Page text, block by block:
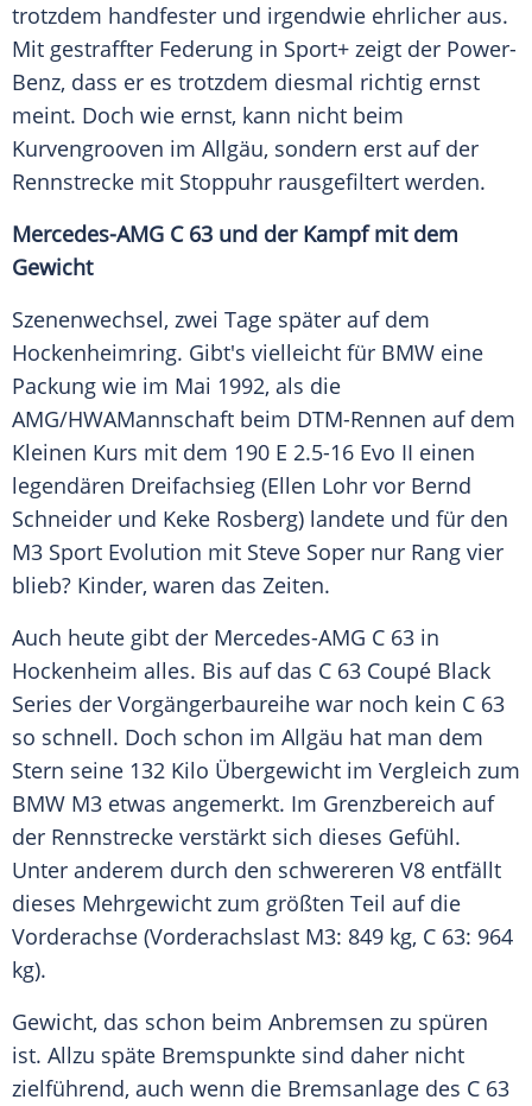
trotzdem handfester und irgendwie ehrlicher aus.
Mit gestraffter Federung in Sport+ zeigt der Power-
Benz, dass er es trotzdem diesmal richtig ernst
meint. Doch wie ernst, kann nicht beim
Kurvengrooven im Allgäu, sondern erst auf der
Rennstrecke mit Stoppuhr rausgefiltert werden.
Mercedes-AMG C 63 und der Kampfmit dem
Gewicht
Szenenwechsel, zwei Tage später auf dem
Hockenheimring. Gibt's vielleicht für BMW eine
Packung wie im Mai 1992, als die
AMG/HWAMannschaft beim DTM-Rennen auf dem
Kleinen Kurs mit dem 190 E 2.5-16 Evo II einen
legendären Dreifachsieg (Ellen Lohr vor Bernd
Schneider und Keke Rosberg) landete und für den
M3 Sport Evolution mit Steve Soper nur Rang vier
blieb? Kinder, waren das Zeiten.
Auch heute gibt der Mercedes-AMG C 63 in
Hockenheim alles. Bis auf das C 63 Coupé Black
Series der Vorgängerbaureihe war noch kein C 63
so schnell. Doch schon im Allgäu hat man dem
Stern seine 132 Kilo Übergewicht im Vergleich zum
BMW M3 etwas angemerkt. Im Grenzbereich auf
der Rennstrecke verstärkt sich dieses Gefühl.
Unter anderem durch den schwereren V8 entfällt
dieses Mehrgewicht zum größten Teil auf die
Vorderachse (Vorderachslast M3: 849 kg, C 63: 964
kg).
Gewicht, das schon beim Anbremsen zu spüren
ist. Allzu späte Bremspunkte sind daher nicht
zielführend, auch wenn die Bremsanlage des C 63